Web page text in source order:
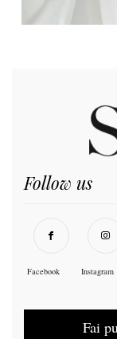
Follow us
Facebook Instagram
Fai